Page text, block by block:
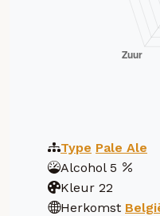
Type Pale Ale
Alcohol 5
Kleur 22
Herkomst